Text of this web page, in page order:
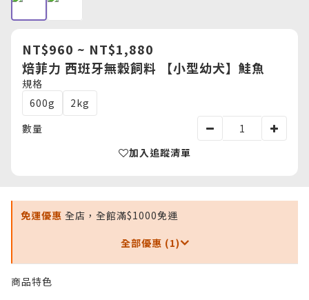
NT$960 ~ NT$1,880
焙菲力 西班牙無穀飼料 【小型幼犬】鮭魚
規格
600g
2kg
數量
加入追蹤清單
免運優惠 全店，全館滿$1000免運
全部優惠 (1)
商品特色